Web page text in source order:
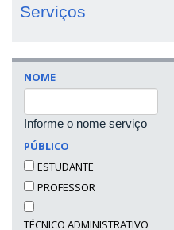
Serviços
NOME
Informe o nome serviço
PÚBLICO
ESTUDANTE
PROFESSOR
TÉCNICO ADMINISTRATIVO